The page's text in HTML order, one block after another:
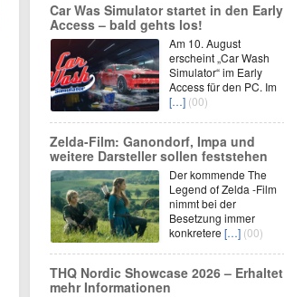
Car Was Simulator startet in den Early
Access – bald gehts los!
Am 10. August
erscheint „Car Wash
Simulator“ im Early
Access für den PC. Im
[…] (00)
Zelda-Film: Ganondorf, Impa und
weitere Darsteller sollen feststehen
Der kommende The
Legend of Zelda -Film
nimmt bei der
Besetzung immer
konkretere […] (00)
THQ Nordic Showcase 2026 – Erhaltet
mehr Informationen